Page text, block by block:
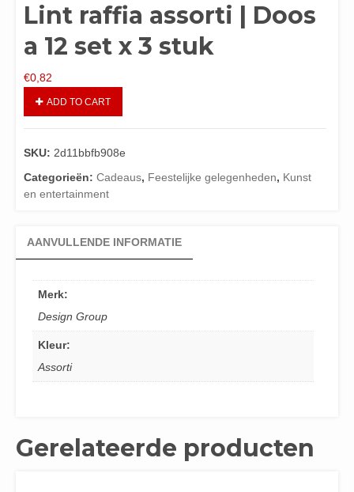
Lint raffia assorti | Doos
a 12 set x 3 stuk
€0,82
ADD TO CART
SKU: 2d11bbfb908e
Categorieën: Cadeaus, Feestelijke gelegenheden, Kunst
en entertainment
AANVULLENDE INFORMATIE
Merk:
Design Group
Kleur:
Assorti
Gerelateerde producten